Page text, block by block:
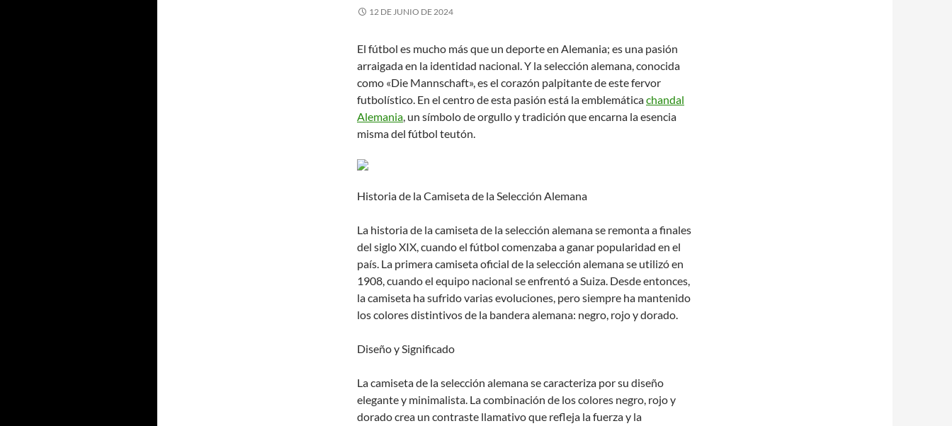
12 DE JUNIO DE 2024
El fútbol es mucho más que un deporte en Alemania; es una pasión
arraigada en la identidad nacional. Y la selección alemana, conocida
como «Die Mannschaft», es el corazón palpitante de este fervor
futbolístico. En el centro de esta pasión está la emblemáticachandal
Alemania, un símbolo de orgullo y tradición que encarna la esencia
misma del fútbol teutón.
Historia de la Camiseta de la Selección Alemana
La historia de la camiseta de la selección alemana se remonta a finales
del siglo XIX, cuando el fútbol comenzaba a ganar popularidad en el
país. La primera camiseta oficial de la selección alemana se utilizó en
1908, cuando el equipo nacional se enfrentó a Suiza. Desde entonces,
la camiseta ha sufrido varias evoluciones, pero siempre ha mantenido
los colores distintivos de la bandera alemana: negro, rojo y dorado.
Diseño y Significado
La camiseta de la selección alemana se caracteriza por su diseño
elegante y minimalista. La combinación de los colores negro, rojo y
dorado crea un contraste llamativo que refleja la fuerza y la